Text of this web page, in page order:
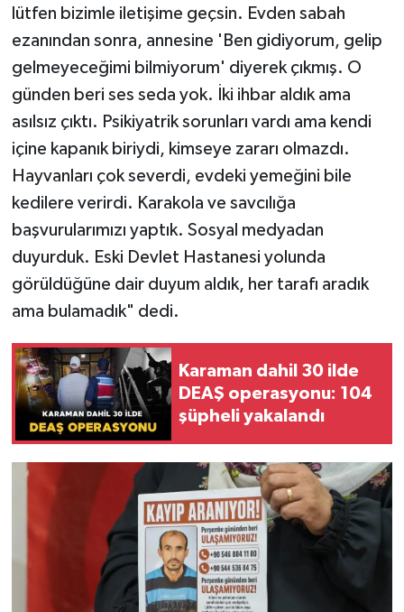
lütfen bizimle iletişime geçsin. Evden sabah
ezanından sonra, annesine 'Ben gidiyorum, gelip
gelmeyeceğimi bilmiyorum' diyerek çıkmış. O
günden beri ses seda yok. İki ihbar aldık ama
asılsız çıktı. Psikiyatrik sorunları vardı ama kendi
içine kapanık biriydi, kimseye zararı olmazdı.
Hayvanları çok severdi, evdeki yemeğini bile
kedilere verirdi. Karakola ve savcılığa
başvurularımızı yaptık. Sosyal medyadan
duyurduk. Eski Devlet Hastanesi yolunda
görüldüğüne dair duyum aldık, her tarafı aradık
ama bulamadık" dedi.
Karaman dahil 30 ilde
DEAŞ operasyonu: 104
şüpheli yakalandı